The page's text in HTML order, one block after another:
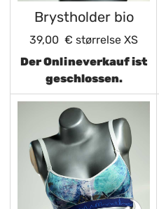
Brystholder bio
39,00 € størrelse XS
Der Onlineverkauf ist
geschlossen.